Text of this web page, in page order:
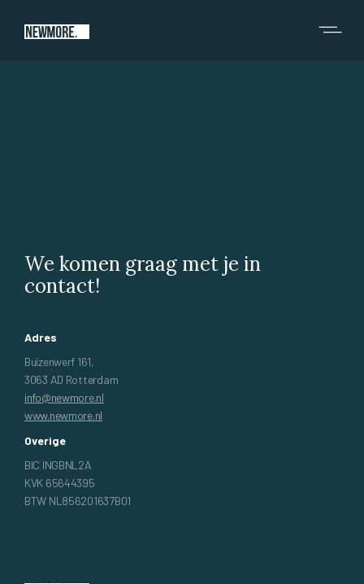
We komen graag met je in
contact!
Adres
Buizenwerf 161,
3063 AD Rotterdam
info@newmore.nl
www.newmore.nl
Overige
BIC INGBNL2A
KVK 65644395
BTW NL856201637B01